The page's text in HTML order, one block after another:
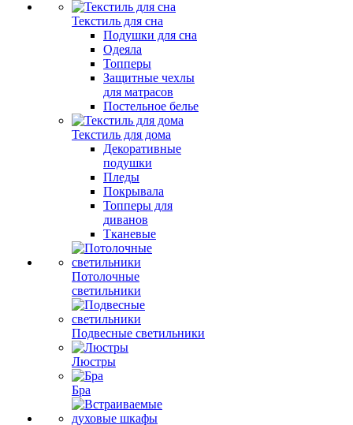
Текстиль для сна
Подушки для сна
Одеяла
Топперы
Защитные чехлы
для матрасов
Постельное белье
Текстиль для дома
Декоративные
подушки
Пледы
Покрывала
Топперы для
диванов
Тканевые
Потолочные
светильники
Подвесные светильники
Люстры
Бра